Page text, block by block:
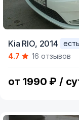
of
Kia RIO, 2014
4.7
16 отзывов
от 1990 ₽ /